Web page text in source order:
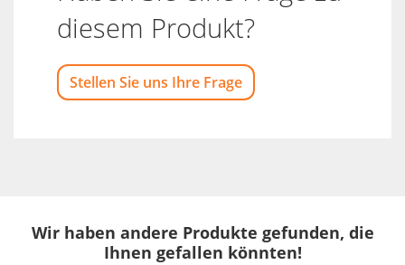
diesem Produkt?
Stellen Sie uns Ihre Frage
Wir haben andere Produkte gefunden, die
Ihnen gefallen könnten!